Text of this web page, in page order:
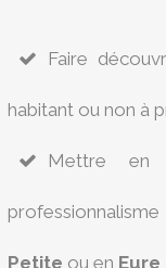
Faire
habitant ou non à
Mettre en
Petite ou en